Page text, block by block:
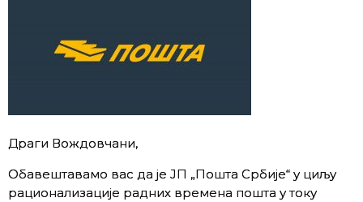
Драги Вождовчани,
Обавештавамо вас да је ЈП „Пошта Србије“ у циљу
рационализације радних времена пошта у току